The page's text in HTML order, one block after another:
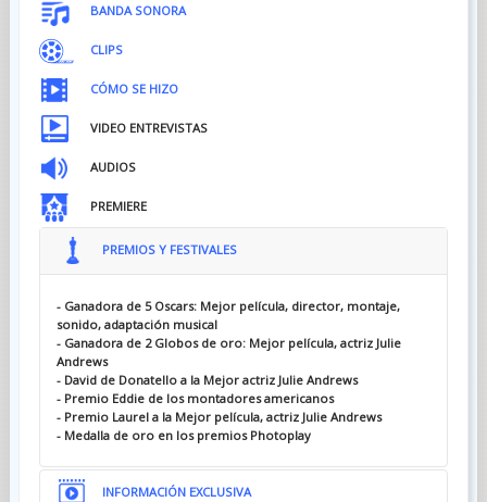
BANDA SONORA
CLIPS
CÓMO SE HIZO
VIDEO ENTREVISTAS
AUDIOS
PREMIERE
PREMIOS Y FESTIVALES
- Ganadora de 5 Oscars: Mejor película, director, montaje,
sonido, adaptación musical
- Ganadora de 2 Globos de oro: Mejor película, actriz Julie
Andrews
- David de Donatello a la Mejor actriz Julie Andrews
- Premio Eddie de los montadores americanos
- Premio Laurel a la Mejor película, actriz Julie Andrews
- Medalla de oro en los premios Photoplay
INFORMACIÓN EXCLUSIVA